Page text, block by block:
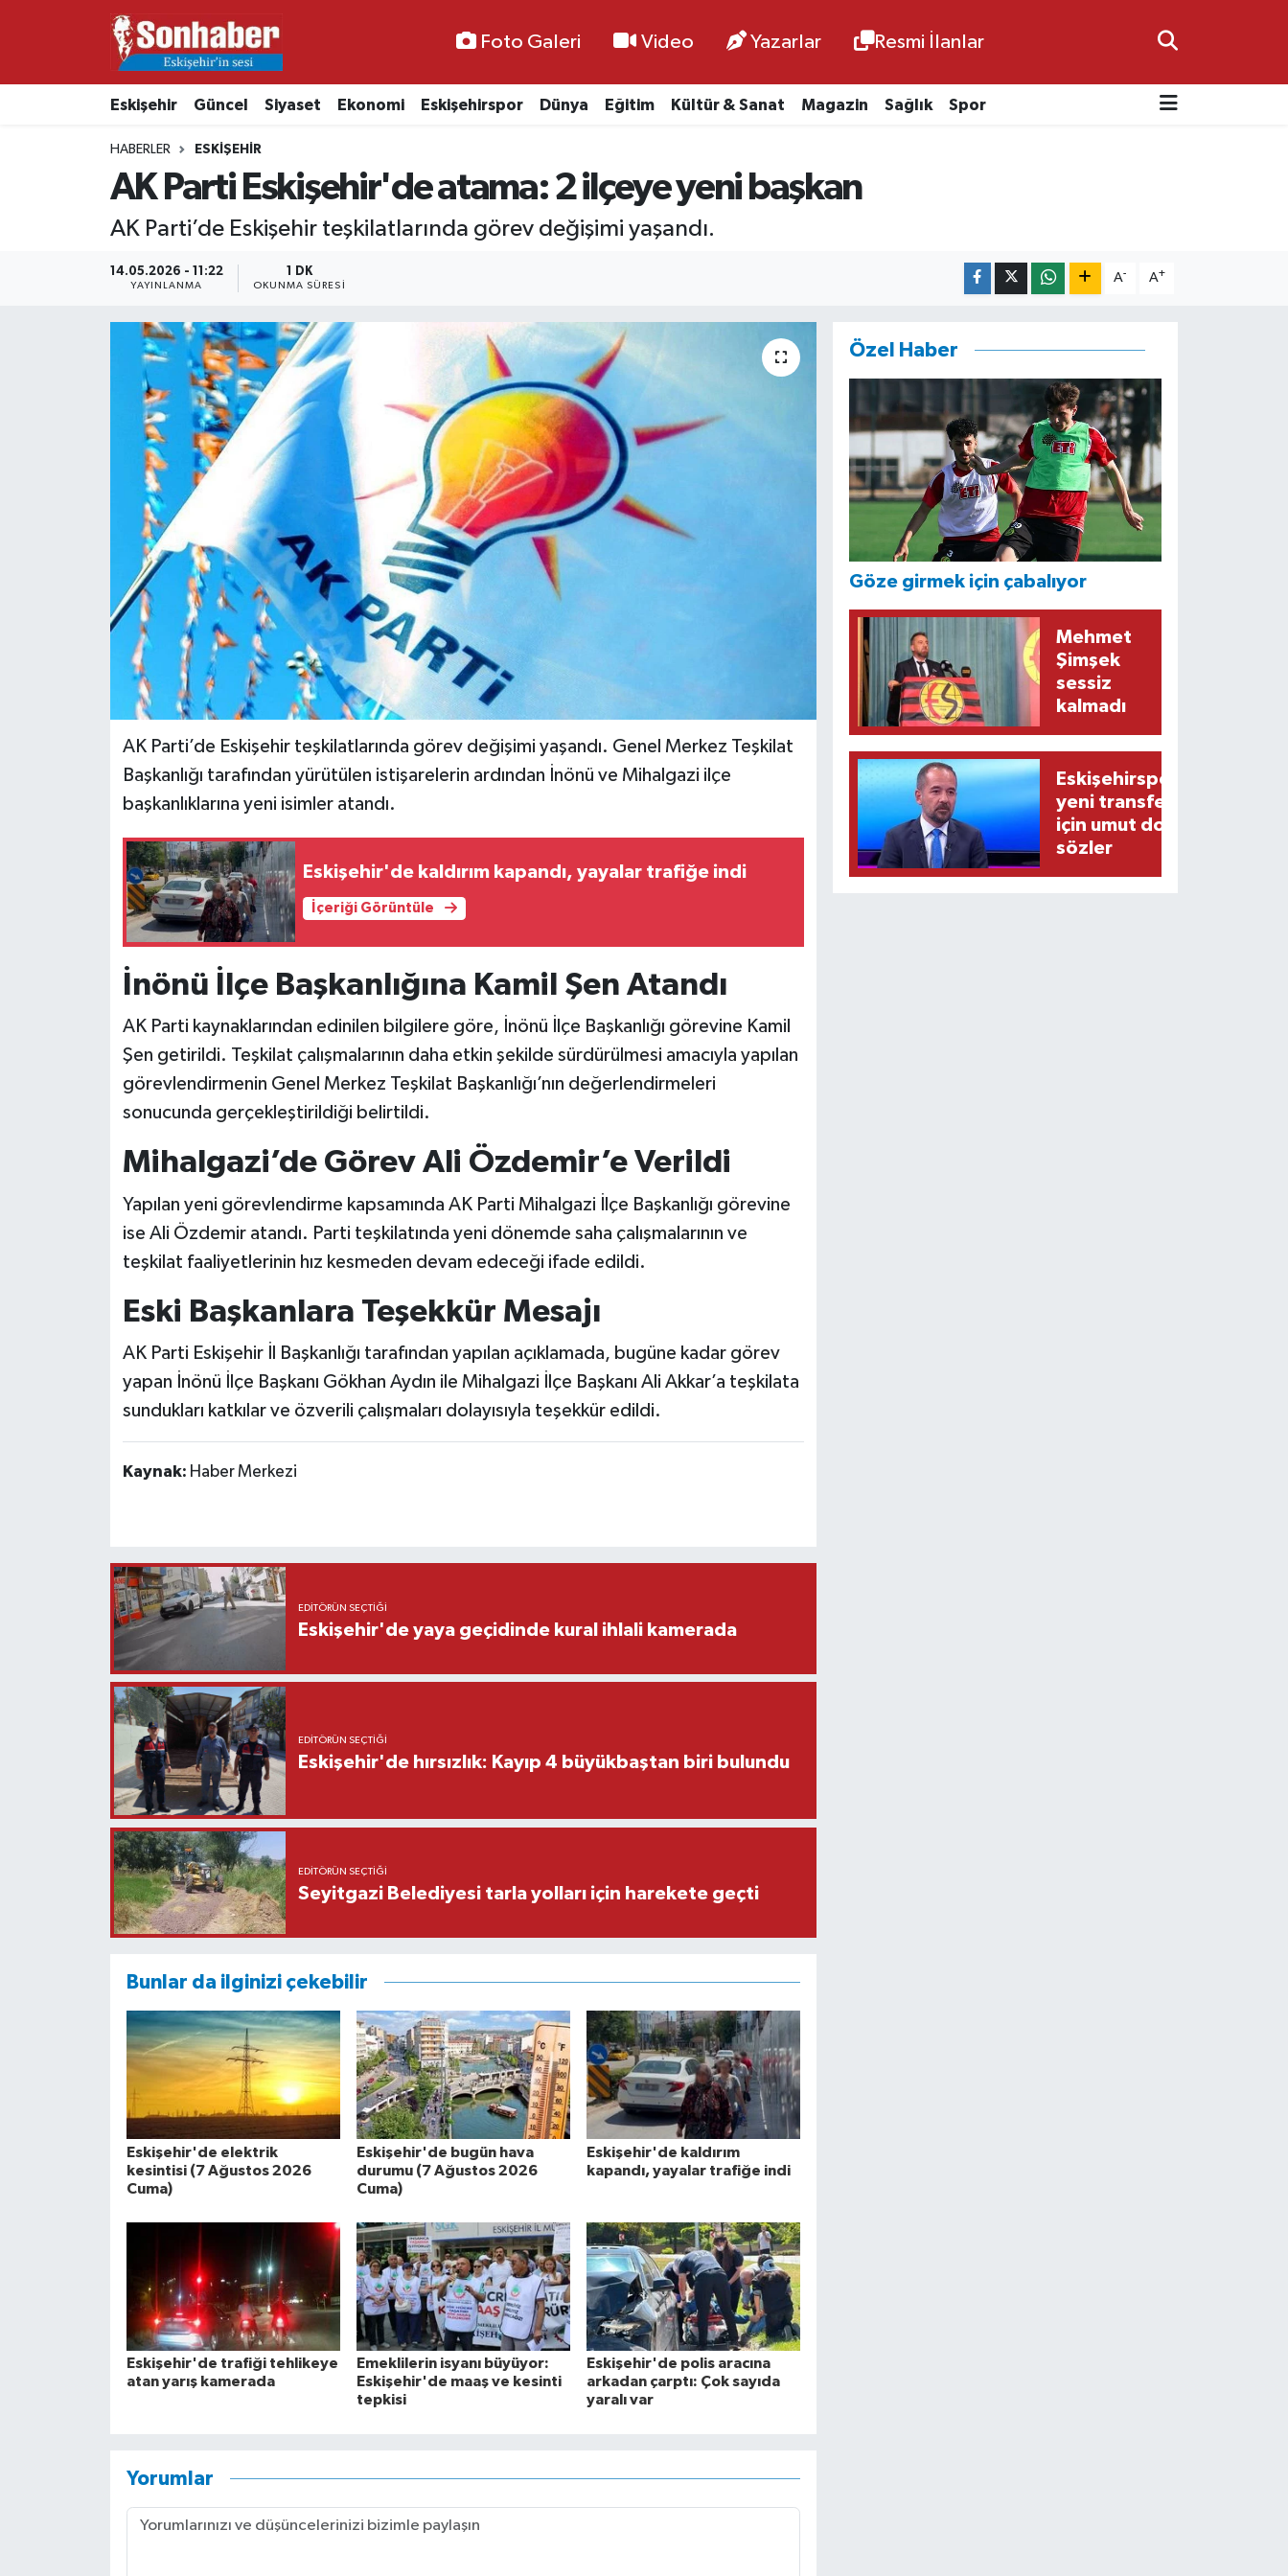
Foto Galeri Video Yazarlar Resmi İlanlar
Eskişehir Güncel Siyaset Ekonomi Eskişehirspor Dünya Eğitim Kültür & Sanat Magazin Sağlık Spor
HABERLER ESKIŞEHIR
AK Parti Eskişehir'de atama: 2 ilçeye yeni başkan
AK Parti’de Eskişehir teşkilatlarında görev değişimi yaşandı.
14.05.2026 - 11:22
YAYINLANMA
1 DK
OKUNMA SÜRESI
A- A+
AK Parti’de Eskişehir teşkilatlarında görev değişimi yaşandı. Genel Merkez Teşkilat
Başkanlığı tarafından yürütülen istişarelerin ardından İnönü ve Mihalgazi ilçe
başkanlıklarına yeni isimler atandı.
Eskişehir'de kaldırım kapandı, yayalar trafiğe indi
İçeriği Görüntüle
İnönü İlçe Başkanlığına Kamil Şen Atandı
AK Parti kaynaklarından edinilen bilgilere göre, İnönü İlçe Başkanlığı görevine Kamil
Şen getirildi. Teşkilat çalışmalarının daha etkin şekilde sürdürülmesi amacıyla yapılan
görevlendirmenin Genel Merkez Teşkilat Başkanlığı’nın değerlendirmeleri
sonucunda gerçekleştirildiği belirtildi.
Mihalgazi’de Görev Ali Özdemir’e Verildi
Yapılan yeni görevlendirme kapsamında AK Parti Mihalgazi İlçe Başkanlığı görevine
ise Ali Özdemir atandı. Parti teşkilatında yeni dönemde saha çalışmalarının ve
teşkilat faaliyetlerinin hız kesmeden devam edeceği ifade edildi.
Eski Başkanlara Teşekkür Mesajı
AK Parti Eskişehir İl Başkanlığı tarafından yapılan açıklamada, bugüne kadar görev
yapan İnönü İlçe Başkanı Gökhan Aydın ile Mihalgazi İlçe Başkanı Ali Akkar’a teşkilata
sundukları katkılar ve özverili çalışmaları dolayısıyla teşekkür edildi.
Kaynak: Haber Merkezi
EDITÖRÜN SEÇTIĞI
Eskişehir'de yaya geçidinde kural ihlali kamerada
EDITÖRÜN SEÇTIĞI
Eskişehir'de hırsızlık: Kayıp 4 büyükbaştan biri bulundu
EDITÖRÜN SEÇTIĞI
Seyitgazi Belediyesi tarla yolları için harekete geçti
Bunlar da ilginizi çekebilir
Eskişehir'de elektrik
kesintisi (7 Ağustos 2026
Cuma)
Eskişehir'de bugün hava
durumu (7 Ağustos 2026
Cuma)
Eskişehir'de kaldırım
kapandı, yayalar trafiğe indi
Eskişehir'de trafiği tehlikeye
atan yarış kamerada
Emeklilerin isyanı büyüyor:
Eskişehir'de maaş ve kesinti
tepkisi
Eskişehir'de polis aracına
arkadan çarptı: Çok sayıda
yaralı var
Yorumlar
Özel Haber
Göze girmek için çabalıyor
Mehmet
Şimşek
sessiz
kalmadı
Eskişehirspor’un
yeni transferi
için umut dolu
sözler
Ekonomi
Kültür & Sanat
Resmi İlanlar
Nöbetçi Eczaneler
Namaz Vakitleri
Trafik Durumu
Süper Lig Puan Durumu ve Fikstür
Son Dakika Haberleri
Haber Arşivi